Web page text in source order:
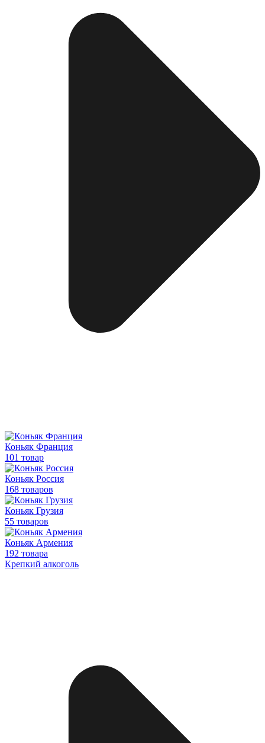
Коньяк Франция
101 товар
Коньяк Россия
168 товаров
Коньяк Грузия
55 товаров
Коньяк Армения
192 товара
Крепкий алкоголь